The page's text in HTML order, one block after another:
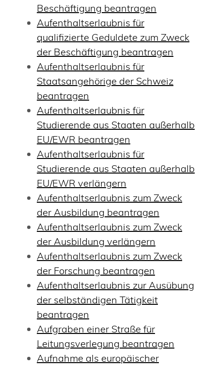
Beschäftigung beantragen
Aufenthaltserlaubnis für
qualifizierte Geduldete zum Zweck
der Beschäftigung beantragen
Aufenthaltserlaubnis für
Staatsangehörige der Schweiz
beantragen
Aufenthaltserlaubnis für
Studierende aus Staaten außerhalb
EU/EWR beantragen
Aufenthaltserlaubnis für
Studierende aus Staaten außerhalb
EU/EWR verlängern
Aufenthaltserlaubnis zum Zweck
der Ausbildung beantragen
Aufenthaltserlaubnis zum Zweck
der Ausbildung verlängern
Aufenthaltserlaubnis zum Zweck
der Forschung beantragen
Aufenthaltserlaubnis zur Ausübung
der selbständigen Tätigkeit
beantragen
Aufgraben einer Straße für
Leitungsverlegung beantragen
Aufnahme als europäischer